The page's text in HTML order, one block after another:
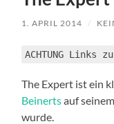
1. APRIL 2014 /
ACHTUNG Links
The Expert ist ein
Beinertsauf
wurde.